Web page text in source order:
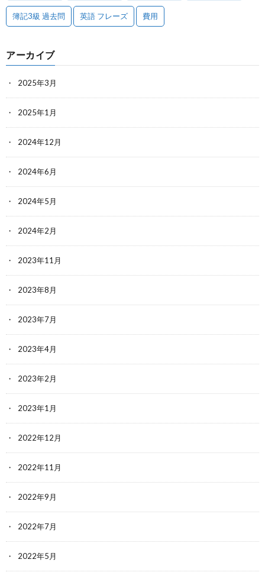
簿記3級 過去問 英語 フレーズ 費用
アーカイブ
2025年3月
2025年1月
2024年12月
2024年6月
2024年5月
2024年2月
2023年11月
2023年8月
2023年7月
2023年4月
2023年2月
2023年1月
2022年12月
2022年11月
2022年9月
2022年7月
2022年5月